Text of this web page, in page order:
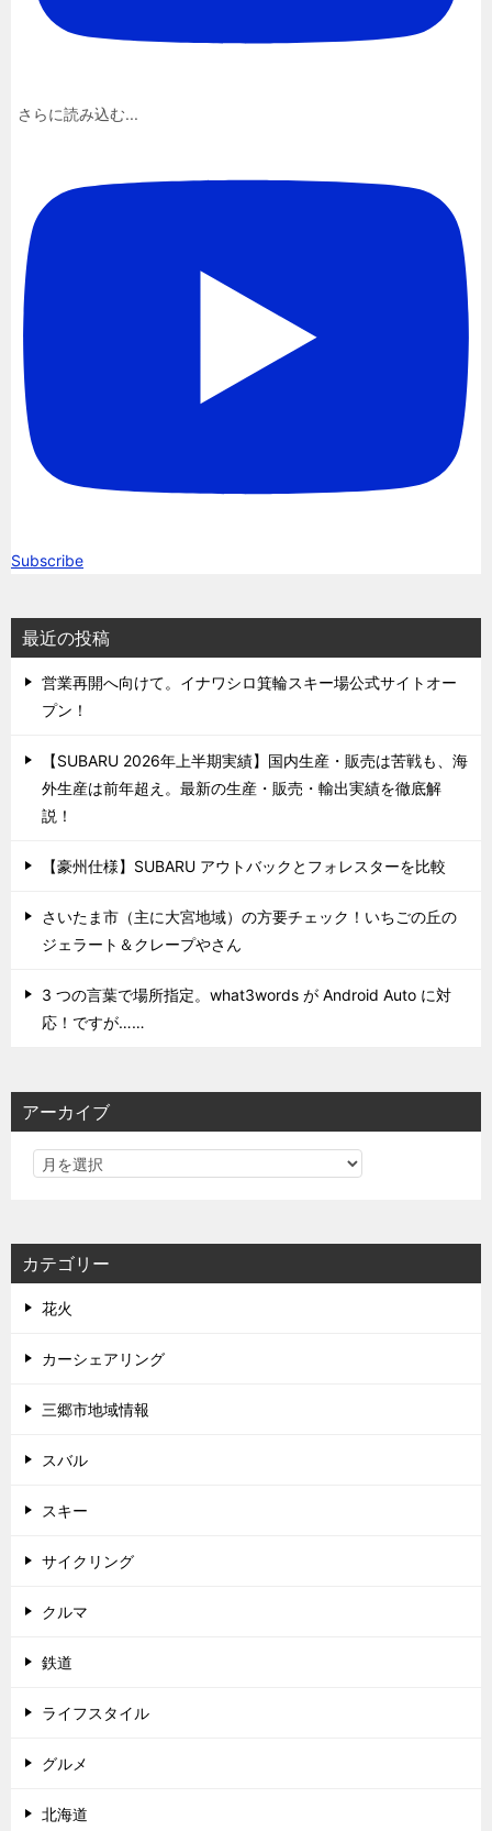
さらに読み込む...
Subscribe
最近の投稿
営業再開へ向けて。イナワシロ箕輪スキー場公式サイトオー
プン！
【SUBARU 2026年上半期実績】国内生産・販売は苦戦も、海
外生産は前年超え。最新の生産・販売・輸出実績を徹底解
説！
【豪州仕様】SUBARU アウトバックとフォレスターを比較
さいたま市（主に大宮地域）の方要チェック！いちごの丘の
ジェラート＆クレープやさん
3 つの言葉で場所指定。what3words が Android Auto に対
応！ですが……
アーカイブ
カテゴリー
花火
カーシェアリング
三郷市地域情報
スバル
スキー
サイクリング
クルマ
鉄道
ライフスタイル
グルメ
北海道